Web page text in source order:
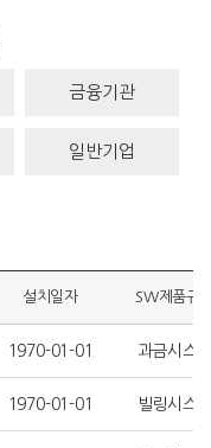
금융기관
일반기업
설치일자 SW제품규
1970-01-01 과금시스
1970-01-01 빌링시스